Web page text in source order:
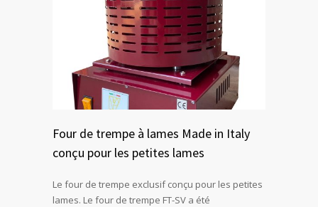
Four de trempe à lames Made in Italy
conçu pour les petites lames
Le four de trempe exclusif conçu pour les petites
lames. Le four de trempe FT-SV a été